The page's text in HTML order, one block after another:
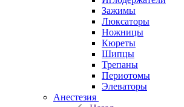
Зажимы
Люксаторы
Ножницы
Кюреты
Шипцы
Трепаны
Периотомы
Элеваторы
Анестезия